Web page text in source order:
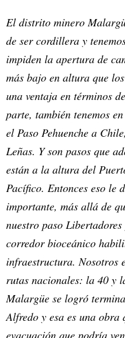
El distrito minero
de ser cordillera y
impiden la apertura de
más bajo en altura que
una ventaja en términos
parte, también tenemos
el Paso Pehuenche a
Leñas. Y son pasos que
están a la altura del
Pacífico. Entonces eso le
importante, más allá de
nuestro paso
corredor bioceánico
infraestructura. Nosotros
rutas nacionales: la 40 y
Malargüe se logró
Alfredo y esa es una obra
evacuación que podría